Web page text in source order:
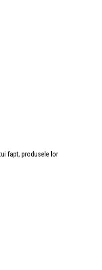
fapt, produsele lor